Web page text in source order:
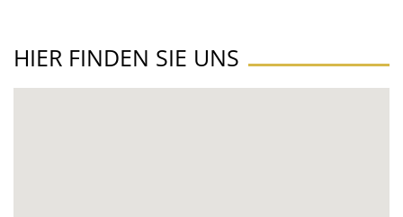
HIER FINDEN SIE UNS